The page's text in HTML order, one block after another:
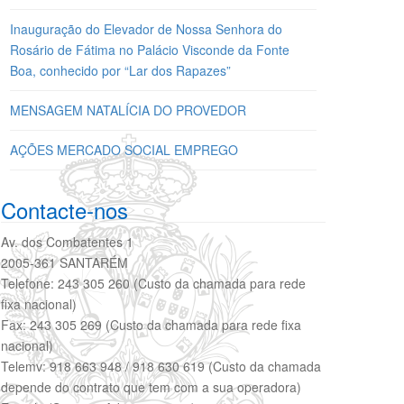
Inauguração do Elevador de Nossa Senhora do
Rosário de Fátima no Palácio Visconde da Fonte
Boa, conhecido por “Lar dos Rapazes”
MENSAGEM NATALÍCIA DO PROVEDOR
AÇÕES MERCADO SOCIAL EMPREGO
Contacte-nos
Av. dos Combatentes 1
2005-361 SANTARÉM
Telefone: 243 305 260 (Custo da chamada para rede
fixa nacional)
Fax: 243 305 269 (Custo da chamada para rede fixa
nacional)
Telemv: 918 663 948 / 918 630 619 (Custo da chamada
depende do contrato que tem com a sua operadora)